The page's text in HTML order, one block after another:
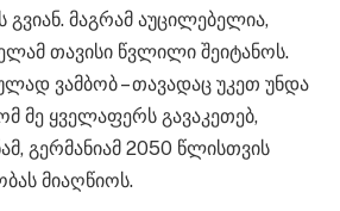
გვიან. მაგრამ აუცილებელია,
თავისი წვლილი შეიტანოს.
ვამბობ – თავადაც უკეთ უნდა
მე ყველაფერს გავაკეთებ,
გერმანიამ 2050 წლისთვის
მიაღწიოს.